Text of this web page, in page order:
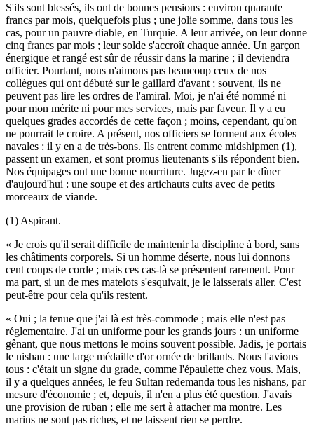
S'ils sont blessés, ils ont de bonnes pensions : environ quarante
francs par mois, quelquefois plus ; une jolie somme, dans tous les
cas, pour un pauvre diable, en Turquie. A leur arrivée, on leur donne
cinq francs par mois ; leur solde s'accroît chaque année. Un garçon
énergique et rangé est sûr de réussir dans la marine ; il deviendra
officier. Pourtant, nous n'aimons pas beaucoup ceux de nos
collègues qui ont débuté sur le gaillard d'avant ; souvent, ils ne
peuvent pas lire les ordres de l'amiral. Moi, je n'ai été nommé ni
pour mon mérite ni pour mes services, mais par faveur. Il y a eu
quelques grades accordés de cette façon ; moins, cependant, qu'on
ne pourrait le croire. A présent, nos officiers se forment aux écoles
navales : il y en a de très-bons. Ils entrent comme midshipmen (1),
passent un examen, et sont promus lieutenants s'ils répondent bien.
Nos équipages ont une bonne nourriture. Jugez-en par le dîner
d'aujourd'hui : une soupe et des artichauts cuits avec de petits
morceaux de viande.
(1) Aspirant.
« Je crois qu'il serait difficile de maintenir la discipline à bord, sans
les châtiments corporels. Si un homme déserte, nous lui donnons
cent coups de corde ; mais ces cas-là se présentent rarement. Pour
ma part, si un de mes matelots s'esquivait, je le laisserais aller. C'est
peut-être pour cela qu'ils restent.
« Oui ; la tenue que j'ai là est très-commode ; mais elle n'est pas
réglementaire. J'ai un uniforme pour les grands jours : un uniforme
gênant, que nous mettons le moins souvent possible. Jadis, je portais
le nishan : une large médaille d'or ornée de brillants. Nous l'avions
tous : c'était un signe du grade, comme l'épaulette chez vous. Mais,
il y a quelques années, le feu Sultan redemanda tous les nishans, par
mesure d'économie ; et, depuis, il n'en a plus été question. J'avais
une provision de ruban ; elle me sert à attacher ma montre. Les
marins ne sont pas riches, et ne laissent rien se perdre.